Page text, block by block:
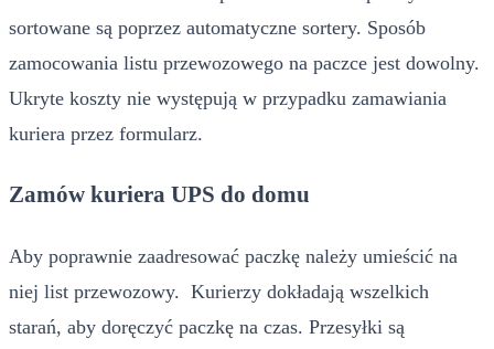
sortowane są poprzez automatyczne sortery. Sposób
zamocowania listu przewozowego na paczce jest dowolny.
Ukryte koszty nie występują w przypadku zamawiania
kuriera przez formularz.
Zamów kuriera UPS do domu
Aby poprawnie zaadresować paczkę należy umieścić na
niej list przewozowy. Kurierzy dokładają wszelkich
starań, aby doręczyć paczkę na czas. Przesyłki są